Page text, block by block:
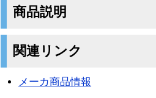
商品説明
関連リンク
メーカ商品情報